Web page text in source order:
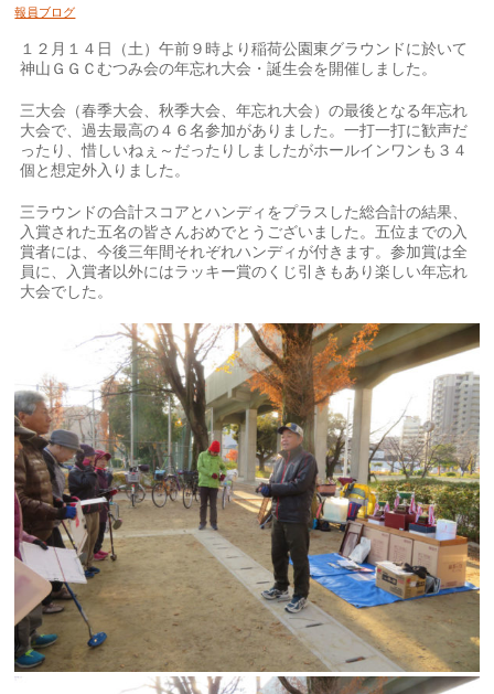
報員ブログ
１２月１４日（土）午前９時より稲荷公園東グラウンドに於いて
神山ＧＧＣむつみ会の年忘れ大会・誕生会を開催しました。
三大会（春季大会、秋季大会、年忘れ大会）の最後となる年忘れ
大会で、過去最高の４６名参加がありました。一打一打に歓声だ
ったり、惜しいねぇ～だったりしましたがホールインワンも３４
個と想定外入りました。
三ラウンドの合計スコアとハンディをプラスした総合計の結果、
入賞された五名の皆さんおめでとうございました。五位までの入
賞者には、今後三年間それぞれハンディが付きます。参加賞は全
員に、入賞者以外にはラッキー賞のくじ引きもあり楽しい年忘れ
大会でした。